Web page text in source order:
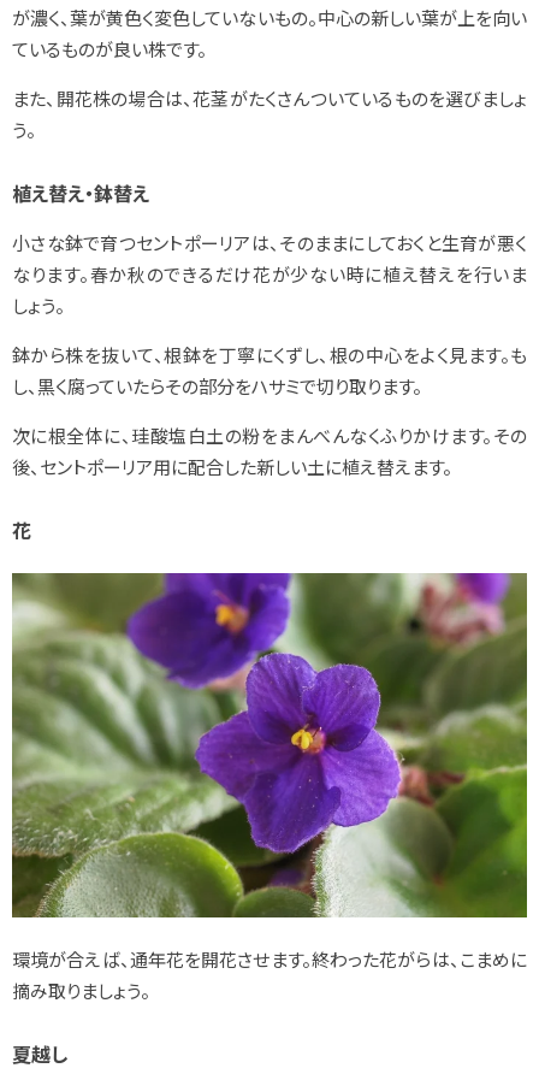
が濃く、葉が黄色く変色していないもの。中心の新しい葉が上を向い
ているものが良い株です。
また、開花株の場合は、花茎がたくさんついているものを選びましょ
う。
植え替え・鉢替え
小さな鉢で育つセントポーリアは、そのままにしておくと生育が悪く
なります。春か秋のできるだけ花が少ない時に植え替えを行いま
しょう。
鉢から株を抜いて、根鉢を丁寧にくずし、根の中心をよく見ます。も
し、黒く腐っていたらその部分をハサミで切り取ります。
次に根全体に、珪酸塩白土の粉をまんべんなくふりかけます。その
後、セントポーリア用に配合した新しい土に植え替えます。
花
環境が合えば、通年花を開花させます。終わった花がらは、こまめに
摘み取りましょう。
夏越し